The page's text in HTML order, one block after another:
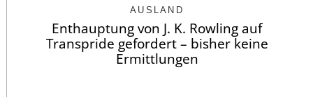
AUSLAND
Enthauptung von J. K. Rowling auf
Transpride gefordert – bisher keine
Ermittlungen